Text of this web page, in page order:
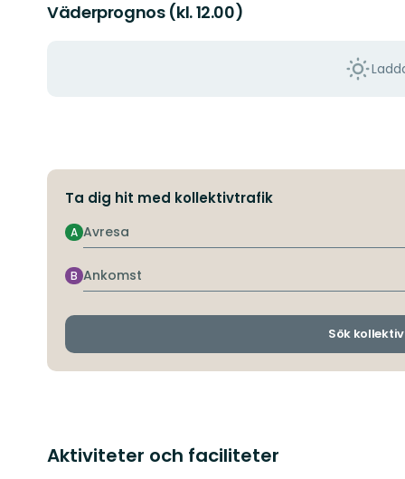
Väderprognos (kl. 12.00)
Ta dig hit med kollektivtrafik
Avresa
A
Ankomst
B
Sök
Aktiviteter och faciliteter